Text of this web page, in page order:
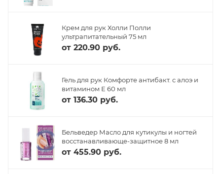
Крем для рук Холли Полли
ультрапитательный 75 мл
от 220.90 руб.
Гель для рук Комфорте антибакт. с алоэ и
витамином Е 60 мл
от 136.30 руб.
Бельведер Масло для кутикулы и ногтей
восстанавливающе-защитное 8 мл
от 455.90 руб.